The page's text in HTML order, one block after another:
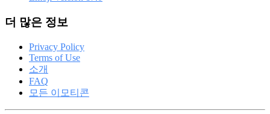
더 많은 정보
Privacy Policy
Terms of Use
소개
FAQ
모든 이모티콘